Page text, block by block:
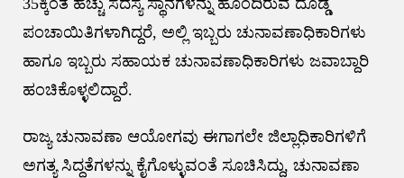
35ಕ್ಕಿಂತ ಹೆಚ್ಚು ಸದಸ್ಯ ಸ್ಥಾನಗಳನ್ನು ಹೊಂದಿರುವ ದೊಡ್ಡ
ಪಂಚಾಯಿತಿಗಳಾಗಿದ್ದರೆ, ಅಲ್ಲಿ ಇಬ್ಬರು ಚುನಾವಣಾಧಿಕಾರಿಗಳು
ಹಾಗೂ ಇಬ್ಬರು ಸಹಾಯಕ ಚುನಾವಣಾಧಿಕಾರಿಗಳು ಜವಾಬ್ದಾರಿ
ಹಂಚಿಕೊಳ್ಳಲಿದ್ದಾರೆ.
ರಾಜ್ಯ ಚುನಾವಣಾ ಆಯೋಗವು ಈಗಾಗಲೇ ಜಿಲ್ಲಾಧಿಕಾರಿಗಳಿಗೆ
ಅಗತ್ಯ ಸಿದ್ಧತೆಗಳನ್ನು ಕೈಗೊಳ್ಳುವಂತೆ ಸೂಚಿಸಿದ್ದು, ಚುನಾವಣಾ